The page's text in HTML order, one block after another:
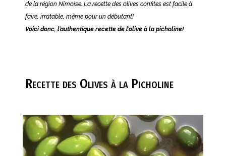
de la région Nîmoise. La recette des olives confites est facile à
faire, irratable, même pour un débutant!
Voici donc, l’authentique recette de l’olive à la picholine!
Recette des Olives à la Picholine